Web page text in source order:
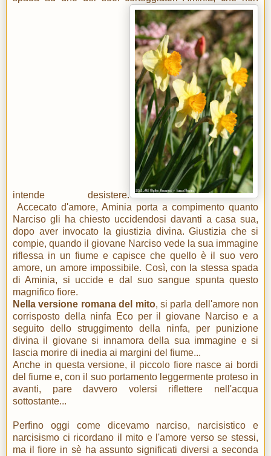
intende desistere.
Accecato d'amore, Aminia porta a compimento quanto
Narciso gli ha chiesto uccidendosi davanti a casa sua,
dopo aver invocato la giustizia divina. Giustizia che si
compie, quando il giovane Narciso vede la sua immagine
riflessa in un fiume e capisce che quello è il suo vero
amore, un amore impossibile. Così, con la stessa spada
di Aminia, si uccide e dal suo sangue spunta questo
magnifico fiore.
Nella versione romana del mito, si parla dell'amore non
corrisposto della ninfa Eco per il giovane Narciso e a
seguito dello struggimento della ninfa, per punizione
divina il giovane si innamora della sua immagine e si
lascia morire di inedia ai margini del fiume...
Anche in questa versione, il piccolo fiore nasce ai bordi
del fiume e, con il suo portamento leggermente proteso in
avanti, pare davvero volersi riflettere nell'acqua
sottostante...
Perfino oggi come dicevamo narciso, narcisistico e
narcisismo ci ricordano il mito e l'amore verso se stessi,
ma il fiore in sè ha assunto significati diversi a seconda